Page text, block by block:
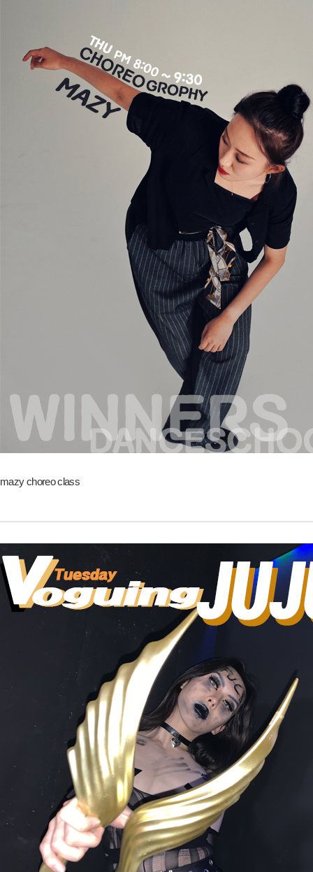
mazy choreo class